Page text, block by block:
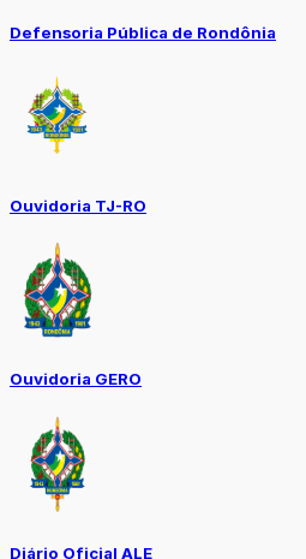
Defensoria Pública de Rondônia
Ouvidoria TJ-RO
Ouvidoria GERO
Diário Oficial ALE